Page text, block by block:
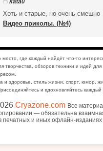
kata0
Хоть и старые, но очень смешно
Видео приколы. (№4)
где каждый найдёт что-то
творчества, обзоров техники и идей
и здоровье, стиль жизни, спорт, юмор,
и вдохновляйтесь каждый
Cryazone.com Все
— обязательна
печатных и иных офлайн-